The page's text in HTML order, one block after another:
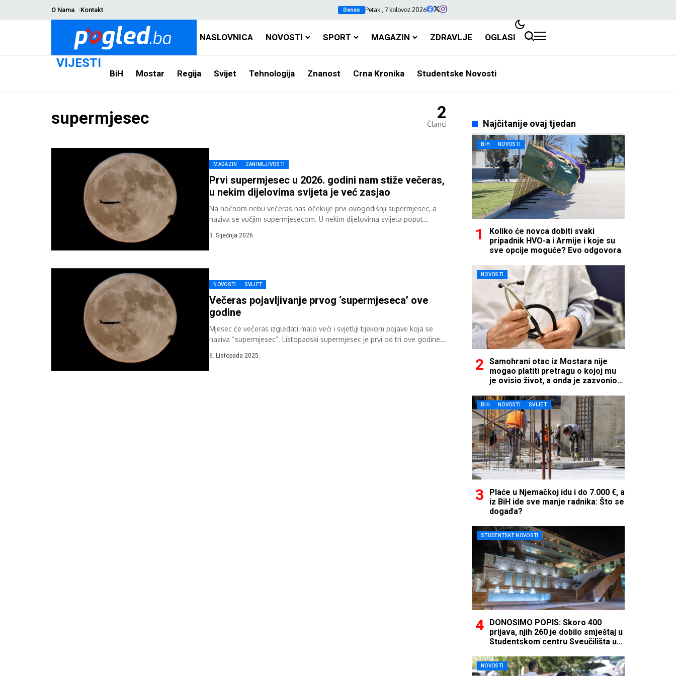
O Nama Kontakt Danas Petak , 7 kolovoz 2026
NASLOVNICA NOVOSTI SPORT MAGAZIN ZDRAVLJE OGLASI
VIJESTI
BiH Mostar Regija Svijet Tehnologija Znanost Crna Kronika Studentske Novosti
supermjesec 2
Članci
MAGAZIN ZANIMLJIVOSTI
Prvi supermjesec u 2026. godini nam stiže večeras,
u nekim dijelovima svijeta je već zasjao
Na noćnom nebu večeras nas očekuje prvi ovogodišnji supermjesec, a
naziva se vučjim supermjesecom. U nekim dijelovima svijeta poput
3. Siječnja 2026.
NOVOSTI SVIJET
Večeras pojavljivanje prvog ‘supermjeseca’ ove
godine
Mjesec će večeras izgledati malo veći i svjetliji tijekom pojave koja se
naziva “supermjesec”. Listopadski supermjesec je prvi od tri ove godine.
6. Listopada 2025.
Najčitanije ovaj tjedan
BIH NOVOSTI
Koliko će novca dobiti svaki
pripadnik HVO-a i Armije i koje su
sve opcije moguće? Evo odgovora
NOVOSTI
Samohrani otac iz Mostara nije
mogao platiti pretragu o kojoj mu
je ovisio život, a onda je zazvonio
BIH NOVOSTI SVIJET
Plaće u Njemačkoj idu i do 7.000 €, a
iz BiH ide sve manje radnika: Što se
događa?
STUDENTSKE NOVOSTI
DONOSIMO POPIS: Skoro 400
prijava, njih 260 je dobilo smještaj u
Studentskom centru Sveučilišta u
NOVOSTI